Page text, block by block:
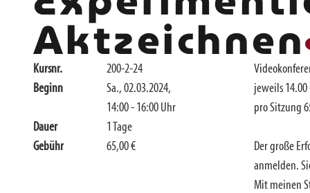
Aktzeichnen
Kursnr.
200-2-24
Beginn
Sa., 02.03.2024,
14:00 - 16:00 Uhr
Dauer
1 Tage
Gebühr
65,00 €
jeweils
pro Sitzung
Der große
anmelden.
Mit meinen